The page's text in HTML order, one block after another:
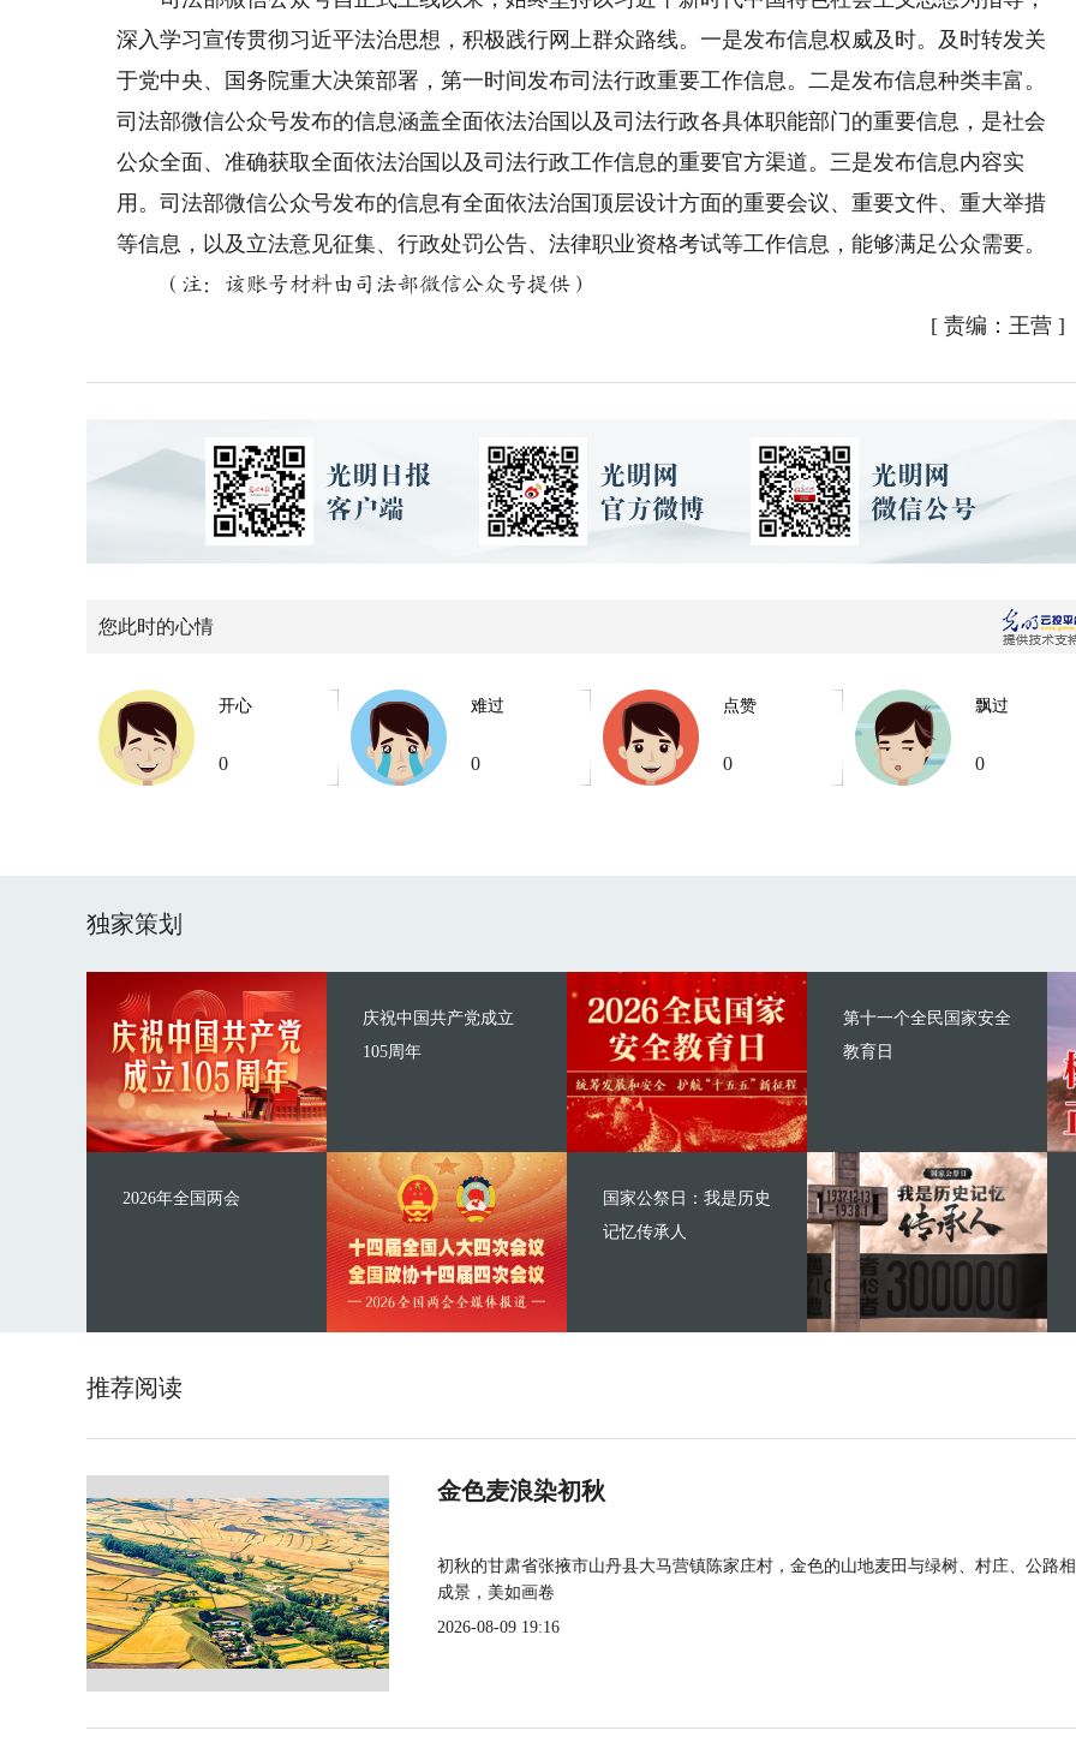
深入学习宣传贯彻习近平法治思想，积极践行网上群众路线。一是发布信息权威及时。及时转发关
于党中央、国务院重大决策部署，第一时间发布司法行政重要工作信息。二是发布信息种类丰富。
司法部微信公众号发布的信息涵盖全面依法治国以及司法行政各具体职能部门的重要信息，是社会
公众全面、准确获取全面依法治国以及司法行政工作信息的重要官方渠道。三是发布信息内容实
用。司法部微信公众号发布的信息有全面依法治国顶层设计方面的重要会议、重要文件、重大举措
等信息，以及立法意见征集、行政处罚公告、法律职业资格考试等工作信息，能够满足公众需要。
（注：该账号材料由司法部微信公众号提供）
[ 责编：王营]
您此时的心情
开心
0
难过
0
点赞
0
飘过
0
独家策划
庆祝中国共产党成立
105周年
2026年全国两会
第十一个全民国家安全
教育日
国家公祭日：我是历史
记忆传承人
推荐阅读
金色麦浪染初秋
初秋的甘肃省张掖市山丹县大马营镇陈家庄村，金色的山地麦田与绿树、村庄、公路
成景，美如画卷
2026-08-09 19:16